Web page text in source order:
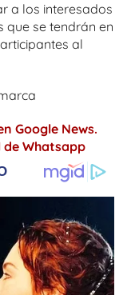
a los interesados
que se tendrán en
al
Google News.
de Whatsapp